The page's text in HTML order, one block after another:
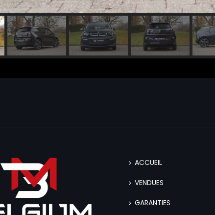
ACCUEIL
VENDUES
GARANTIES